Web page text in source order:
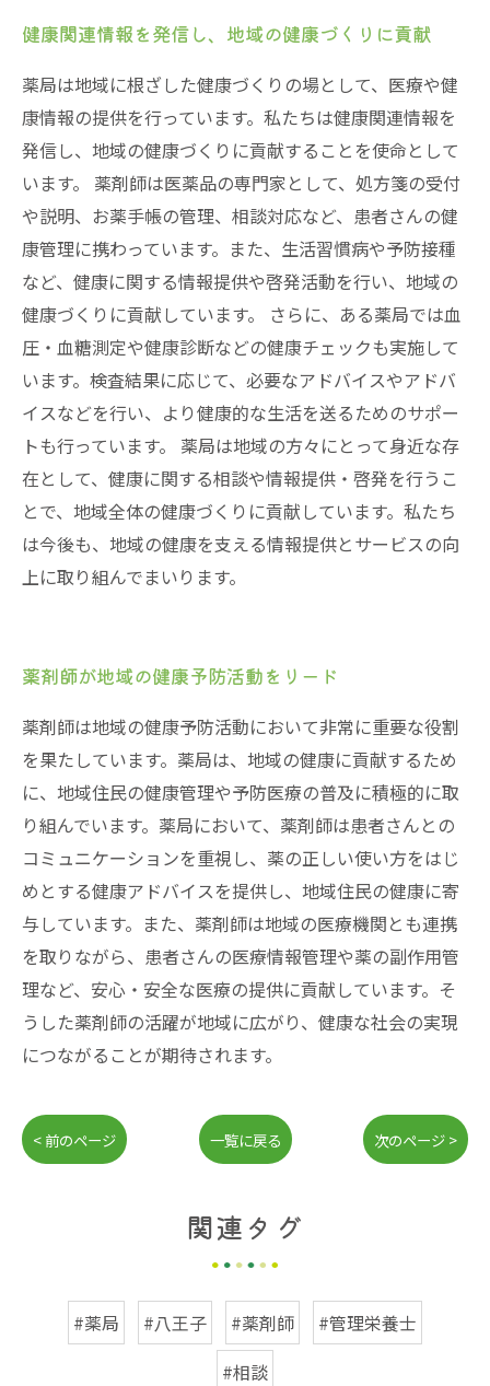
健康関連情報を発信し、地域の健康づくりに貢献
薬局は地域に根ざした健康づくりの場として、医療や健
康情報の提供を行っています。私たちは健康関連情報を
発信し、地域の健康づくりに貢献することを使命として
います。 薬剤師は医薬品の専門家として、処方箋の受付
や説明、お薬手帳の管理、相談対応など、患者さんの健
康管理に携わっています。また、生活習慣病や予防接種
など、健康に関する情報提供や啓発活動を行い、地域の
健康づくりに貢献しています。 さらに、ある薬局では血
圧・血糖測定や健康診断などの健康チェックも実施して
います。検査結果に応じて、必要なアドバイスやアドバ
イスなどを行い、より健康的な生活を送るためのサポー
トも行っています。 薬局は地域の方々にとって身近な存
在として、健康に関する相談や情報提供・啓発を行うこ
とで、地域全体の健康づくりに貢献しています。私たち
は今後も、地域の健康を支える情報提供とサービスの向
上に取り組んでまいります。
薬剤師が地域の健康予防活動をリード
薬剤師は地域の健康予防活動において非常に重要な役割
を果たしています。薬局は、地域の健康に貢献するため
に、地域住民の健康管理や予防医療の普及に積極的に取
り組んでいます。薬局において、薬剤師は患者さんとの
コミュニケーションを重視し、薬の正しい使い方をはじ
めとする健康アドバイスを提供し、地域住民の健康に寄
与しています。また、薬剤師は地域の医療機関とも連携
を取りながら、患者さんの医療情報管理や薬の副作用管
理など、安心・安全な医療の提供に貢献しています。そ
うした薬剤師の活躍が地域に広がり、健康な社会の実現
につながることが期待されます。
< 前のページ 一覧に戻る 次のページ >
関連タグ
#薬局 #八王子 #薬剤師
#管理栄養士
#相談